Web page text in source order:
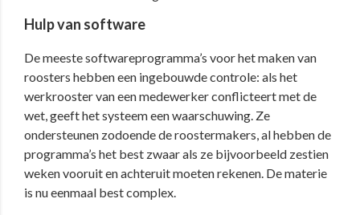
Hulp van software
De meeste softwareprogramma’s voor het maken van
roosters hebben een ingebouwde controle: als het
werkrooster van een medewerker conflicteert met de
wet, geeft het systeem een waarschuwing. Ze
ondersteunen zodoende de roostermakers, al hebben de
programma’s het best zwaar als ze bijvoorbeeld zestien
weken vooruit en achteruit moeten rekenen. De materie
is nu eenmaal best complex.